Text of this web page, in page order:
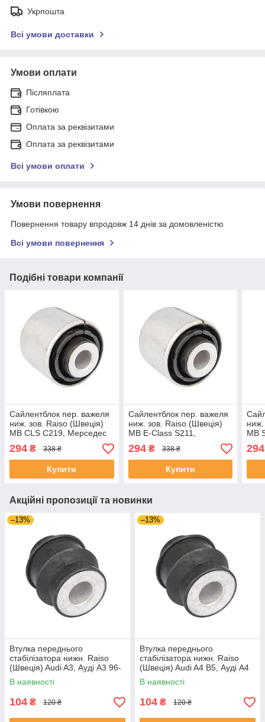
Укрпошта
Всі умови доставки
Умови оплати
Післяплата
Готівкою
Оплата за реквізитами
Оплата за реквізитами
Всі умови оплати
Умови повернення
Повернення товару впродовж 14 днів за домовленістю
Всі умови повернення
Подібні товари компанії
Сайлентблок пер. важеля
ниж. зов. Raiso (Швеція)
MB CLS C219, Мерседес
ЦЛС Ц219 #RL-211914M
UAXLGVB4
294 ₴ 338 ₴
Купити
Сайлентблок пер. важеля
ниж. зов. Raiso (Швеція)
MB E-Class S211,
Мерседес Е-Клас С211
#RL-211914M UAAKREC4
294₴ 338 ₴
Купити
MB
294
Акційні пропозиції та новинки
–13%
Втулка переднього
стабілізатора нижн. Raiso
(Швеція) Audi A3, Ауді А3 96-
#RL-8D0317C UAMXFCQ4
В наявності
104 ₴ 120 ₴
–13%
Втулка переднього
стабілізатора нижн. Raiso
(Швеція) Audi A4 B5, Ауді А4
Б5 94- #RL-8D0317C
UAIZMNQ4
В наявності
104 ₴ 120 ₴